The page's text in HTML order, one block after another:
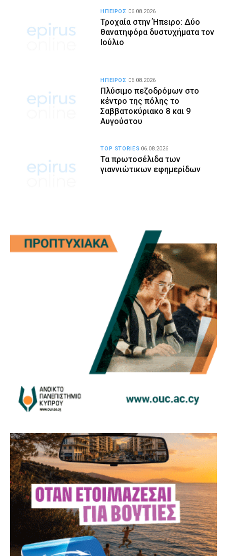
Τροχαία στην Ήπειρο: Δύο
θανατηφόρα δυστυχήματα τον
Ιούλιο
ΗΠΕΙΡΟΣ 06.08.2026
Πλύσιμο πεζοδρόμων στο
κέντρο της πόλης το
Σαββατοκύριακο 8 και 9
Αυγούστου
ΗΠΕΙΡΟΣ 06.08.2026
Τα πρωτοσέλιδα των
γιαννιώτικων εφημερίδων
TOP STORIES 06.08.2026